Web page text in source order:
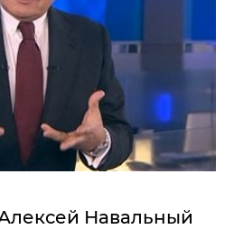
Навальный